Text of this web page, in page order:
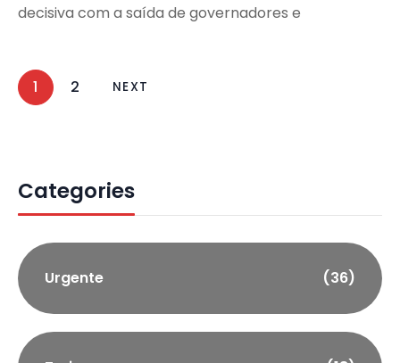
decisiva com a saída de governadores e
1 2 NEXT
Categories
Urgente (36)